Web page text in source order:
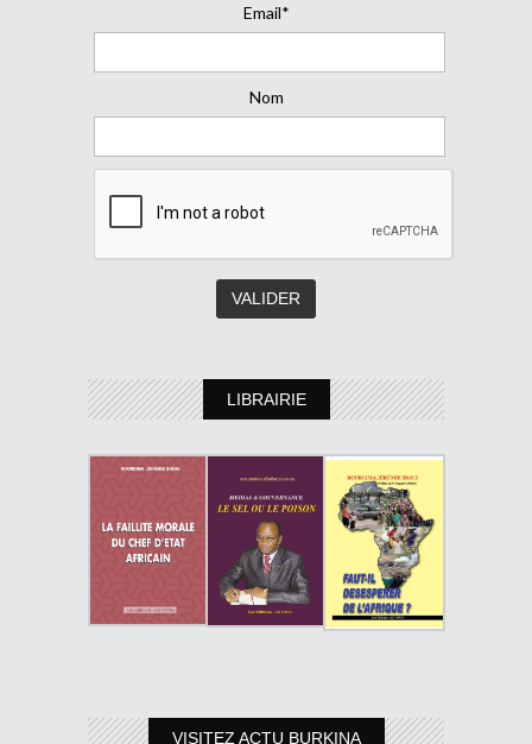
Email*
Nom
LIBRAIRIE
VISITEZ ACTU BURKINA